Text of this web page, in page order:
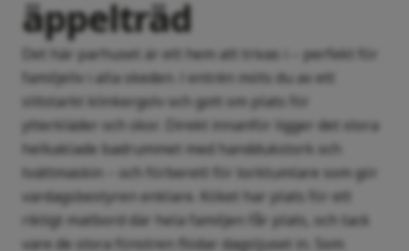
äppelträd
Det här parhuset är ett hem att trivas i – perfekt för
familjeliv i alla skeden. I entrén möts du av ett
slitstarkt klinkergolv och gott om plats för
ytterkläder och skor. Direkt innanför ligger det stora
helkaklade badrummet med handdukstork och
tvättmaskin – och förberett för torktumlare som gör
vardagsbestyren enklare. Köket har plats för ett
riktigt matbord där hela familjen får plats, och tack
vare de stora fönstren flödar dagsljuset in. Som